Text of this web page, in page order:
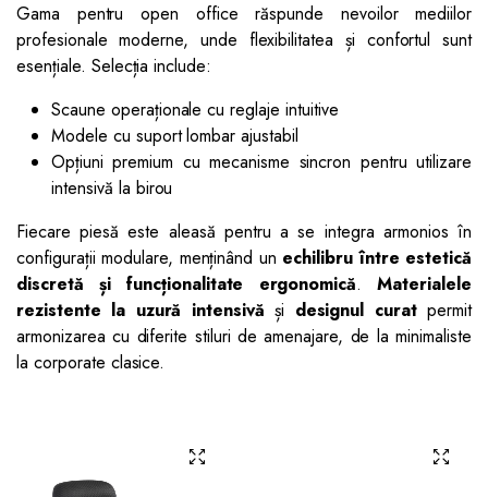
Gama pentru open office răspunde nevoilor mediilor
profesionale moderne, unde flexibilitatea și confortul sunt
esențiale. Selecția include:
Scaune operaționale cu reglaje intuitive
Modele cu suport lombar ajustabil
Opțiuni premium cu mecanisme sincron pentru utilizare
intensivă la birou
Fiecare piesă este aleasă pentru a se integra armonios în
configurații modulare, menținând un echilibru între estetică
discretă și funcționalitate ergonomică.Materialele
rezistente la uzură intensivă și designul curatpermit
armonizarea cu diferite stiluri de amenajare, de la minimaliste
la corporate clasice.